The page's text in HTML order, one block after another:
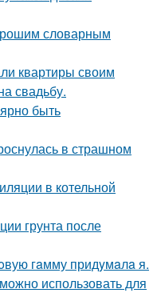
словарным
квартиры своим
свадьбу.
быть
в страшном
в котельной
грунта после
гaмму придyмaлa я.
использовать для